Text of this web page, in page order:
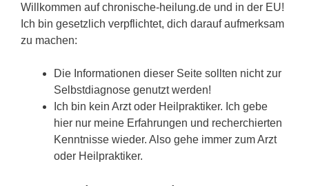
Zusammenhänge zu erforschen.
Schädliche Keime
, die chronische Krankheiten
sollte, wie z.B. Histaminbildner
Zu viele Kohlenhydrate, vor allem Zucker und
füttern den berühmten Darmpilz
Tierisches Eiweiß die Clostridien
Willkommen auf chronische-heilung.de und in der EU!
Ich bin gesetzlich verpflichtet, dich darauf aufmerksam
zu machen:
Die Informationen dieser Seite sollten nicht zur
Selbstdiagnose genutzt werden!
Ich bin kein Arzt oder Heilpraktiker. Ich gebe
hier nur meine Erfahrungen und recherchierten
Kenntnisse wieder. Also gehe immer zum Arzt
oder Heilpraktiker.